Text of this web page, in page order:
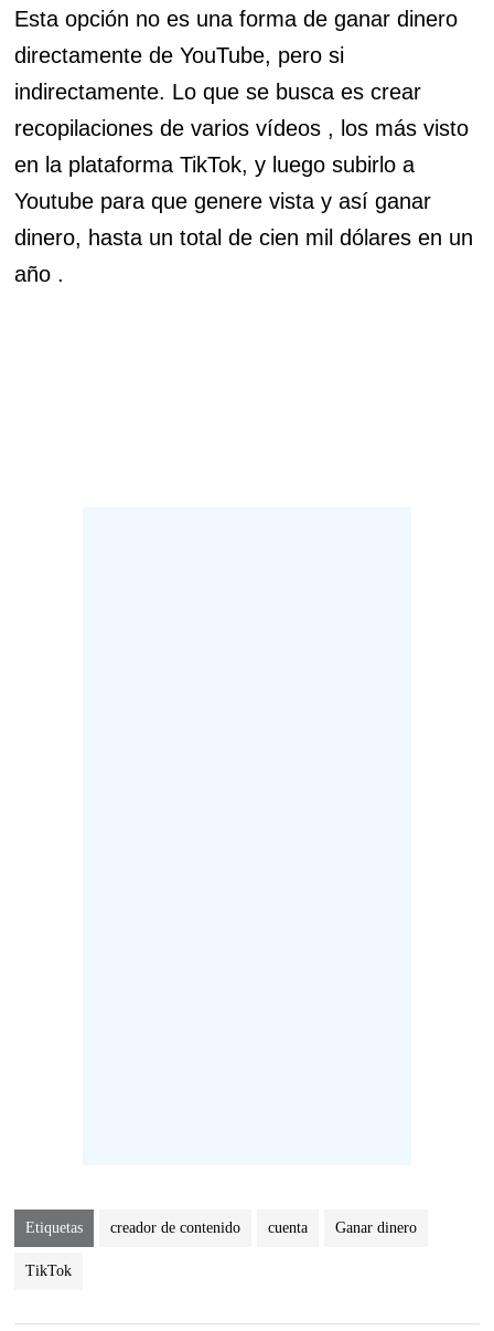
Esta opción no es una forma de ganar dinero
directamente de YouTube, pero si
indirectamente. Lo que se busca es crear
recopilaciones de varios vídeos , los más visto
en la plataforma TikTok, y luego subirlo a
Youtube para que genere vista y así ganar
dinero, hasta un total de cien mil dólares en un
año .
Etiquetas creador de contenido cuenta Ganar dinero
TikTok